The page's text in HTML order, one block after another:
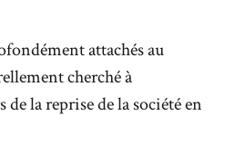
attachés au
cherché à
la reprise de la société en